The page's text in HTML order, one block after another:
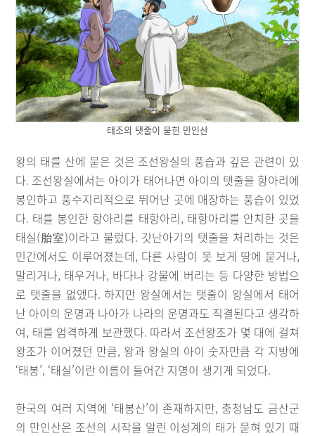
태조의 탯줄이 묻힌 만인산
왕의 태를 산에 묻은 것은 조선왕실의 풍습과 깊은 관련이 있
다. 조선왕실에서는 아이가 태어나면 아이의 탯줄을 항아리에
봉인하고 풍수지리적으로 뛰어난 곳에 매장하는 풍습이 있었
다. 태를 봉인한 항아리를 태항아리, 태항아리를 안치한 곳을
태실(胎室)이라고 불렀다. 갓난아기의 탯줄을 처리하는 것은
민간에서도 이루어졌는데, 다른 사람이 못 보게 땅에 묻거나,
말리거나, 태우거나, 바다나 강물에 버리는 등 다양한 방법으
로 탯줄을 없앴다. 하지만 왕실에서는 탯줄이 왕실에서 태어
난 아이의 운명과 나아가 나라의 운명과도 직결된다고 생각하
여, 태를 엄격하게 보관했다. 따라서 조선왕조가 몇 대에 걸쳐
왕조가 이어졌던 만큼, 왕과 왕실의 아이 숫자만큼 각 지방에
‘태봉’, ‘태실’이란 이름이 들어간 지명이 생기게 되었다.
한국의 여러 지역에 ‘태봉산’이 존재하지만, 충청남도 금산군
의 만인산은 조선의 시작을 알린 이성계의 태가 묻혀 있기 때